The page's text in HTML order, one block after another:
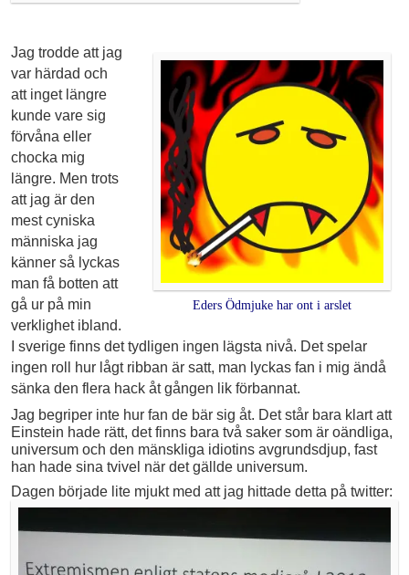
Eders Ödmjuke har ont i arslet
Jag trodde att jag
var härdad och
att inget längre
kunde vare sig
förvåna eller
chocka mig
längre. Men trots
att jag är den
mest cyniska
människa jag
känner så lyckas
man få botten att
gå ur på min
verklighet ibland.
I sverige finns det tydligen ingen lägsta nivå. Det spelar
ingen roll hur lågt ribban är satt, man lyckas fan i mig ändå
sänka den flera hack åt gången lik förbannat.
Jag begriper inte hur fan de bär sig åt. Det står bara klart att
Einstein hade rätt, det finns bara två saker som är oändliga,
universum och den mänskliga idiotins avgrundsdjup, fast
han hade sina tvivel när det gällde universum.
Dagen började lite mjukt med att jag hittade detta på twitter: